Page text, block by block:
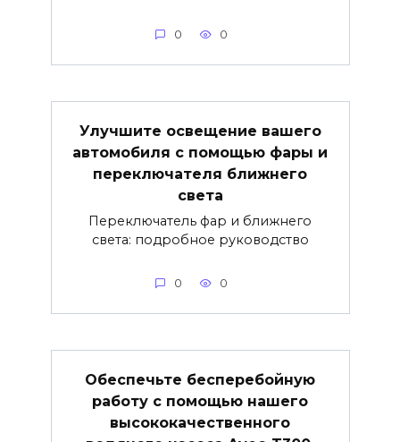
0 0
Улучшите освещение вашего
автомобиля с помощью фары и
переключателя ближнего
света
Переключатель фар и ближнего
света: подробное руководство
0 0
Обеспечьте бесперебойную
работу с помощью нашего
высококачественного